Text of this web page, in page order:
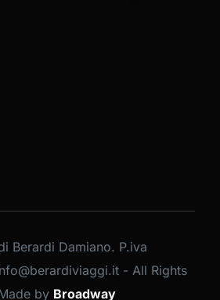
Berardi Damiano. P.iva
- All Rights
by Broadway